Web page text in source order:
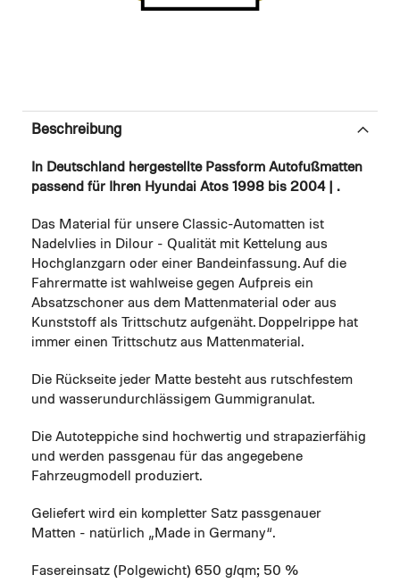
Beschreibung
In Deutschland hergestellte Passform Autofußmatten
passend für Ihren Hyundai Atos 1998 bis 2004 | .
Das Material für unsere Classic-Automatten ist
Nadelvlies in Dilour - Qualität mit Kettelung aus
Hochglanzgarn oder einer Bandeinfassung. Auf die
Fahrermatte ist wahlweise gegen Aufpreis ein
Absatzschoner aus dem Mattenmaterial oder aus
Kunststoff als Trittschutz aufgenäht. Doppelrippe hat
immer einen Trittschutz aus Mattenmaterial.
Die Rückseite jeder Matte besteht aus rutschfestem
und wasserundurchlässigem Gummigranulat.
Die Autoteppiche sind hochwertig und strapazierfähig
und werden passgenau für das angegebene
Fahrzeugmodell produziert.
Geliefert wird ein kompletter Satz passgenauer
Matten - natürlich „Made in Germany“.
Fasereinsatz (Polgewicht) 650 g/qm; 50 %